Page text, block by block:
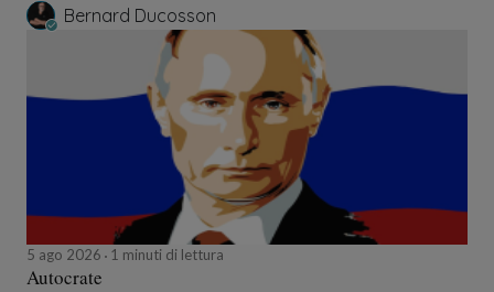
Bernard Ducosson
5 ago 2026 1 minuti di lettura
Autocrate